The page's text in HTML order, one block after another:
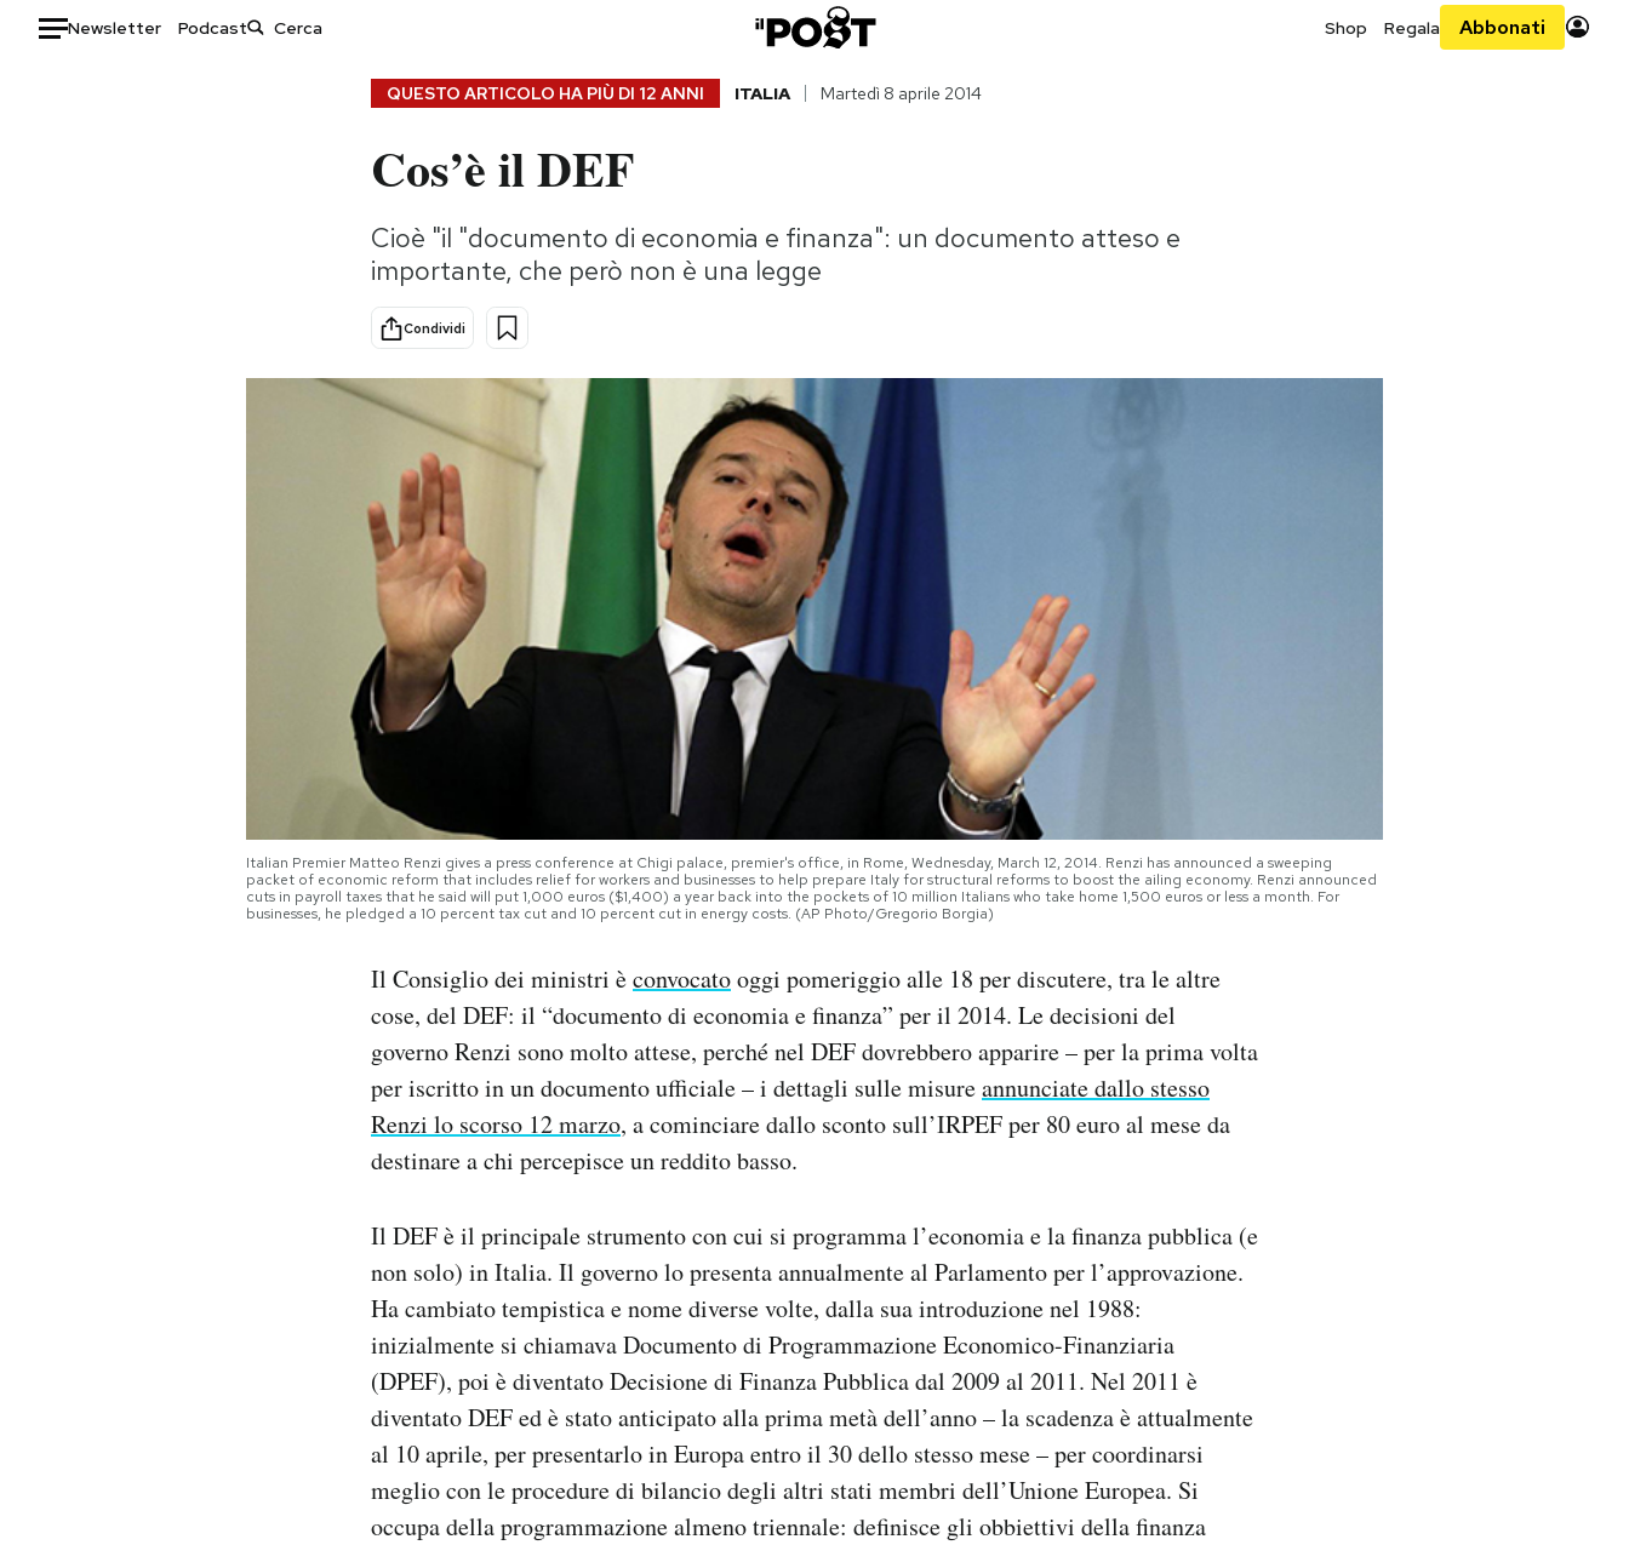
Newsletter Podcast Shop Regala Abbonati
Consumismi
Storie/Idee
Ok Boomer!
Media
Mondiali calcio 2026
QUESTO ARTICOLO HA PIÙ DI 12 ANNI ITALIA Martedì 8 aprile 2014
Cos’è il DEF
Cioè "il "documento di economia e finanza": un documento atteso e
importante, che però non è una legge
Condividi
Italian Premier Matteo Renzi gives a press conference at Chigi palace, premier's office, in Rome, Wednesday, March 12, 2014. Renzi has announced a sweeping
packet of economic reform that includes relief for workers and businesses to help prepare Italy for structural reforms to boost the ailing economy. Renzi announced
cuts in payroll taxes that he said will put 1,000 euros ($1,400) a year back into the pockets of 10 million Italians who take home 1,500 euros or less a month. For
businesses, he pledged a 10 percent tax cut and 10 percent cut in energy costs. (AP Photo/Gregorio Borgia)
Il Consiglio dei ministri èconvocatooggi pomeriggio alle 18 per discutere, tra le altre
cose, del DEF: il “documento di economia e finanza” per il 2014. Le decisioni del
governo Renzi sono molto attese, perché nel DEF dovrebbero apparire – per la prima volta
per iscritto in un documento ufficiale – i dettagli sulle misureannunciate dallo stesso
Renzi lo scorso 12 marzo, a cominciare dallo sconto sull’IRPEF per 80 euro al mese da
destinare a chi percepisce un reddito basso.
Il DEF è il principale strumento con cui si programma l’economia e la finanza pubblica (e
non solo) in Italia. Il governo lo presenta annualmente al Parlamento per l’approvazione.
Ha cambiato tempistica e nome diverse volte, dalla sua introduzione nel 1988:
inizialmente si chiamava Documento di Programmazione Economico-Finanziaria
(DPEF), poi è diventato Decisione di Finanza Pubblica dal 2009 al 2011. Nel 2011 è
diventato DEF ed è stato anticipato alla prima metà dell’anno – la scadenza è attualmente
al 10 aprile, per presentarlo in Europa entro il 30 dello stesso mese – per coordinarsi
meglio con le procedure di bilancio degli altri stati membri dell’Unione Europea. Si
occupa della programmazione almeno triennale: definisce gli obbiettivi della finanza